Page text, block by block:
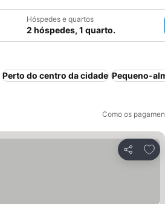
Hóspedes e quartos
2 hóspedes, 1 quarto.
Perto do centro da cidade Pequeno-
Como os
Partilhar